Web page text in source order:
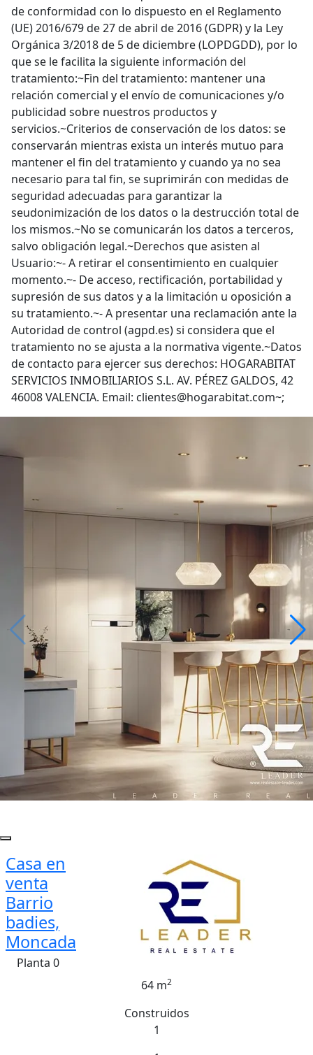
de conformidad con lo dispuesto en el Reglamento
(UE) 2016/679 de 27 de abril de 2016 (GDPR) y la Ley
Orgánica 3/2018 de 5 de diciembre (LOPDGDD), por lo
que se le facilita la siguiente información del
tratamiento:~Fin del tratamiento: mantener una
relación comercial y el envío de comunicaciones y/o
publicidad sobre nuestros productos y
servicios.~Criterios de conservación de los datos: se
conservarán mientras exista un interés mutuo para
mantener el fin del tratamiento y cuando ya no sea
necesario para tal fin, se suprimirán con medidas de
seguridad adecuadas para garantizar la
seudonimización de los datos o la destrucción total de
los mismos.~No se comunicarán los datos a terceros,
salvo obligación legal.~Derechos que asisten al
Usuario:~- A retirar el consentimiento en cualquier
momento.~- De acceso, rectificación, portabilidad y
supresión de sus datos y a la limitación u oposición a
su tratamiento.~- A presentar una reclamación ante la
Autoridad de control (agpd.es) si considera que el
tratamiento no se ajusta a la normativa vigente.~Datos
de contacto para ejercer sus derechos: HOGARABITAT
SERVICIOS INMOBILIARIOS S.L. AV. PÉREZ GALDOS, 42
46008 VALENCIA. Email: clientes@hogarabitat.com~;
Casa en
venta
Barrio
badies,
Moncada
Planta 0
64 m2
Construidos
1